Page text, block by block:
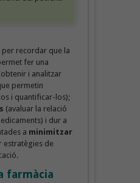
recordar que la
fer una
i analitzar
permetin
i quantificar-los);
(avaluar la relació
i dur a
a minimitzar
estratègies de
farmàcia